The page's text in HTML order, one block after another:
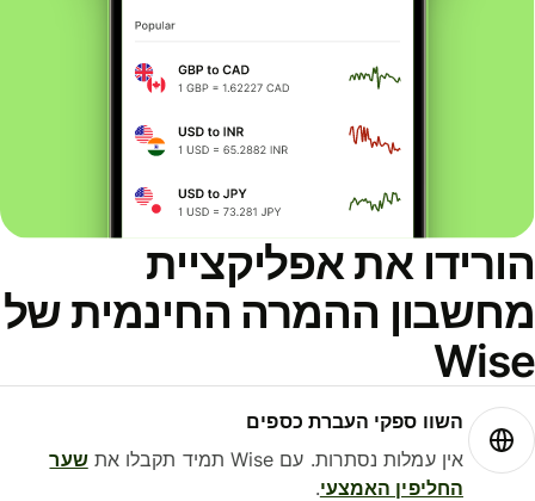
את אפליקציית
ההמרה החינמית של
השוו ספקי העברת כספים
אין עמלות נסתרות. עם Wise תמיד תקבלו את
שער
החליפין האמצעי.